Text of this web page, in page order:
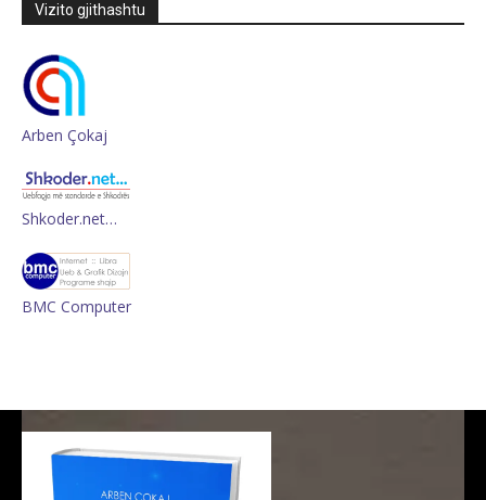
Vizito gjithashtu
Arben Çokaj
Shkoder.net…
BMC Computer